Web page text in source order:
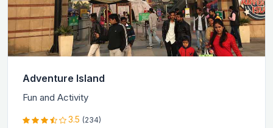
Adventure Island
Fun and Activity
3.5 (234)